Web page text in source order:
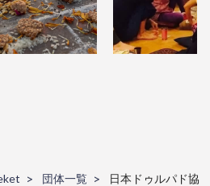
団体一覧
日本ドゥルパド協